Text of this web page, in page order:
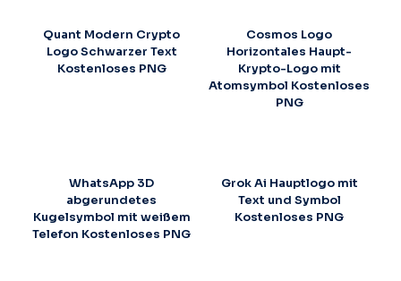
Quant Modern Crypto
Logo Schwarzer Text
Kostenloses PNG
Cosmos Logo
Horizontales Haupt-
Krypto-Logo mit
Atomsymbol Kostenloses
PNG
WhatsApp 3D
abgerundetes
Kugelsymbol mit weißem
Telefon Kostenloses PNG
Grok Ai Hauptlogo mit
Text und Symbol
Kostenloses PNG